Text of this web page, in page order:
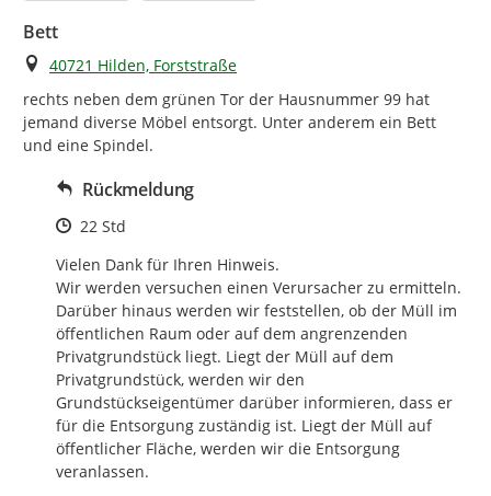
Bett
Ort
40721 Hilden, Forststraße
rechts neben dem grünen Tor der Hausnummer 99 hat
jemand diverse Möbel entsorgt. Unter anderem ein Bett
und eine Spindel.
Rückmeldung
Zeitpunkt des Erstellens
22 Std
Vielen Dank für Ihren Hinweis.
Wir werden versuchen einen Verursacher zu ermitteln.
Darüber hinaus werden wir feststellen, ob der Müll im
öffentlichen Raum oder auf dem angrenzenden
Privatgrundstück liegt. Liegt der Müll auf dem
Privatgrundstück, werden wir den
Grundstückseigentümer darüber informieren, dass er
für die Entsorgung zuständig ist. Liegt der Müll auf
öffentlicher Fläche, werden wir die Entsorgung
veranlassen.